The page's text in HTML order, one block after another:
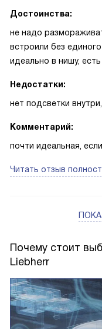
Достоинства:
не надо
встроили без
идеально в нишу,
Недостатки:
нет подсветки
Комментарий:
почти идеальная,
Читать отзыв
Почему стоит
Liebherr